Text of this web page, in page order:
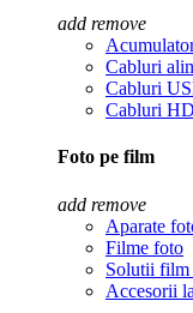
add remove
Cabluri
Cabluri
Cabluri
Foto pe film
add remove
Aparate
Filme foto
Solutii film
Accesorii